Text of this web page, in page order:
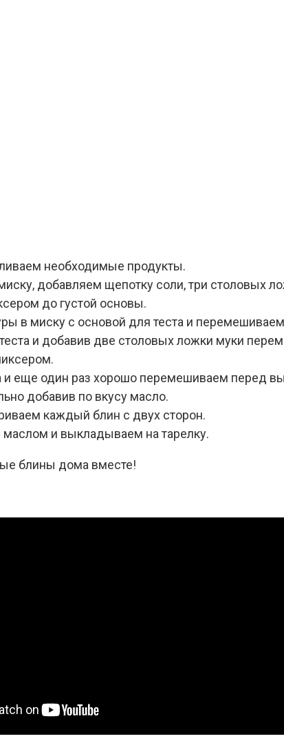
необходимые продукты.
добавляем щепотку соли, три столовых
до густой основы.
в миску с основой для теста и
и добавив две столовых ложки муки
и еще один раз хорошо перемешиваем перед
добавив по вкусу масло.
каждый блин с двух сторон.
и выкладываем на тарелку.
блины дома вместе!